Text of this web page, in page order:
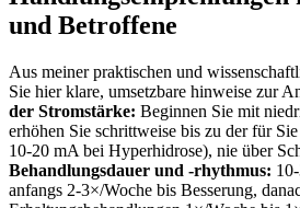
und Betroffene
Aus meiner praktischen und
Sie hier klare, umsetzbare hinweise zur
⁤der⁣ Stromstärke: Beginnen Sie mit
erhöhen Sie schrittweise ‌bis zu der für
⁣10-20 mA bei Hyperhidrose), ‌nie über
⁢Behandlungsdauer‍ und -rhythmus:
anfangs 2-3×/Woche‌ bis Besserung,